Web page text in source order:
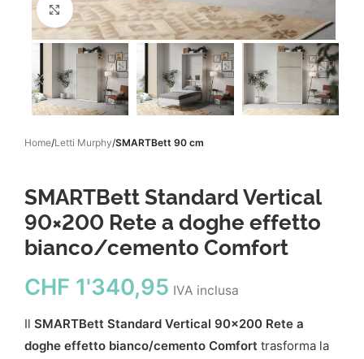
Click to enlarge
Home Letti Murphy SMARTBett 90 cm
SMARTBett Standard Vertical
90×200 Rete a doghe effetto
bianco/cemento Comfort
CHF 1'340,95 IVA inclusa
Il SMARTBett Standard Vertical 90x200 Rete a
doghe effetto bianco/cemento Comfort trasforma la